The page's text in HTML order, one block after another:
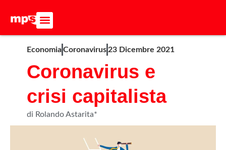
Economia Coronavirus 23 Dicembre 2021
Coronavirus e
crisi capitalista
di Rolando Astarita*